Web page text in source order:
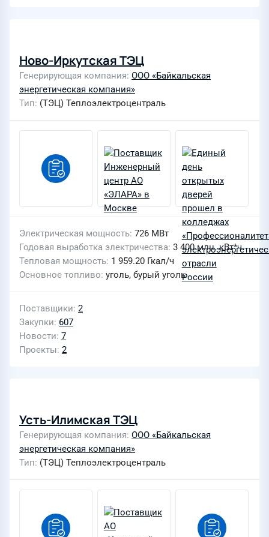
Ново-Иркутская ТЭЦ
Генерирующая компания ООО «Байкальская
энергетическая компания»
Тип (ТЭЦ) Теплоэлектроцентраль
Электрическая мощность 726 МВт
Годовая выработка электричества 3 400 млн. кВт*ч
Тепловая мощность 1 959.20 Гкал/ч
Основное топливо уголь, бурый уголь
Поставщики 2
Закупки 607
Новости 7
Проекты 2
Усть-Илимская ТЭЦ
Генерирующая компания ООО «Байкальская
энергетическая компания»
Тип (ТЭЦ) Теплоэлектроцентраль